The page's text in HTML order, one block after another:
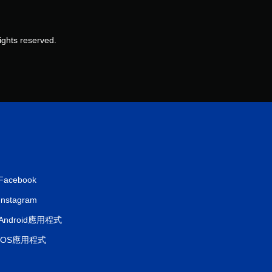
reserved.
應用程式
應用程式